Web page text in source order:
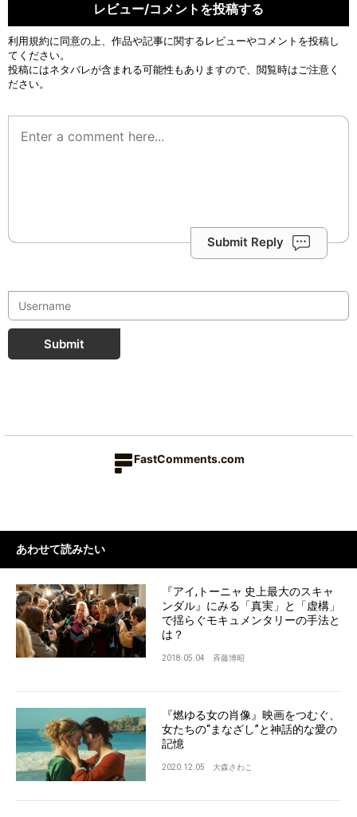
レビュー/コメントを投稿する
利用規約に同意の上、作品や記事に関するレビューやコメントを投稿し
てください。
投稿にはネタバレが含まれる可能性もありますので、閲覧時はご注意く
ださい。
Submit Reply
Submit
FastComments.com
あわせて読みたい
『アイ,トーニャ 史上最大のスキャ
ンダル』にみる「真実」と「虚構」
で揺らぐモキュメンタリーの手法と
は？
2018.05.04 斉藤博昭
『燃ゆる女の肖像』映画をつむぐ、
女たちの“まなざし”と神話的な愛の
記憶
2020.12.05 大森さわこ